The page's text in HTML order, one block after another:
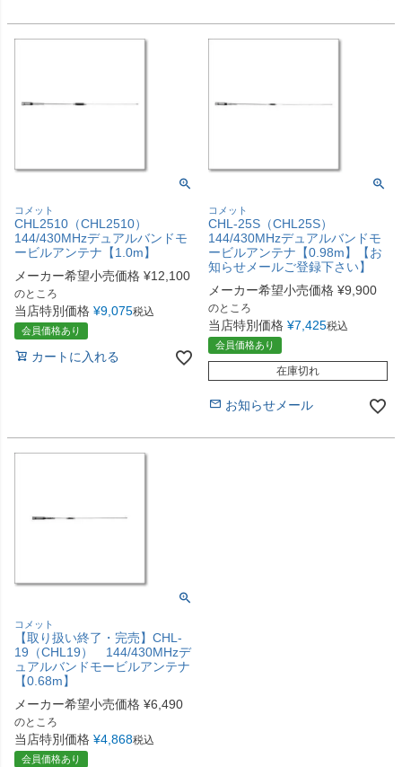
コメット
CHL2510（CHL2510）
144/430MHzデュアルバンドモ
ービルアンテナ【1.0m】
メーカー希望小売価格 ¥12,100
のところ
当店特別価格 ¥9,075税込
会員価格あり
カートに入れる
コメット
CHL-25S（CHL25S）
144/430MHzデュアルバンドモ
ービルアンテナ【0.98m】【お
知らせメールご登録下さい】
メーカー希望小売価格 ¥9,900
のところ
当店特別価格 ¥7,425税込
会員価格あり
在庫切れ
お知らせメール
コメット
【取り扱い終了・完売】CHL-
19（CHL19） 144/430MHzデ
ュアルバンドモービルアンテナ
【0.68m】
メーカー希望小売価格 ¥6,490
のところ
当店特別価格 ¥4,868税込
会員価格あり